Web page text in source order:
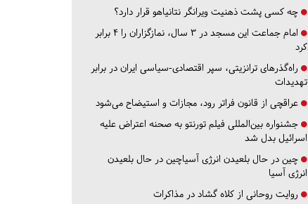
چه کسی پشت ذهنیت ویرانگر نتانیاهو قرار دارد؟
امام جماعت این مسجد در ۳ سال، نمازگزاران را ۴ برابر
کرد
راه‌گذرهای ترانزیتی، سپر اقتصادی-سیاسی ایران در برابر
تهدیدات
عراقچی از قانون فراتر رود، مجازات و استیضاح می‌شود
جشنواره بین‌المللی فیلم تورنتو به صحنه اعتراض علیه
اسرائیل بدل شد
چین در حال بلعیدن انرژی آسیاچین در حال بلعیدن
انرژی آسیا
روایت روحانی از کلاه گشاد در مذاکرات